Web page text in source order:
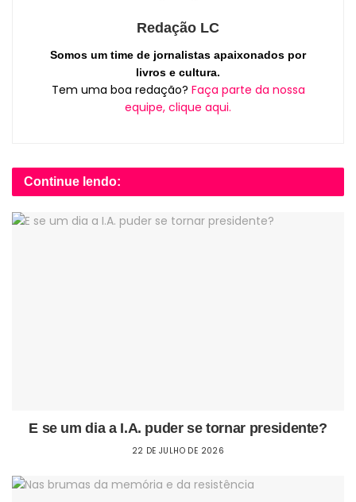
Redação LC
Somos um time de jornalistas apaixonados por
livros e cultura.
Tem uma boa redação? Faça parte da nossa
equipe, clique aqui.
Continue lendo:
E se um dia a I.A. puder se tornar presidente?
22 DE JULHO DE 2026